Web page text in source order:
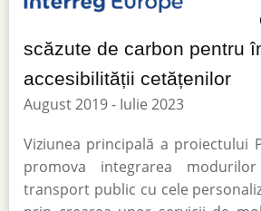
scăzute de carbon pentru
accesibilității cetățenilor
August 2019 - Iulie 2023
Viziunea principală a proiectului
promova integrarea
transport public cu cele